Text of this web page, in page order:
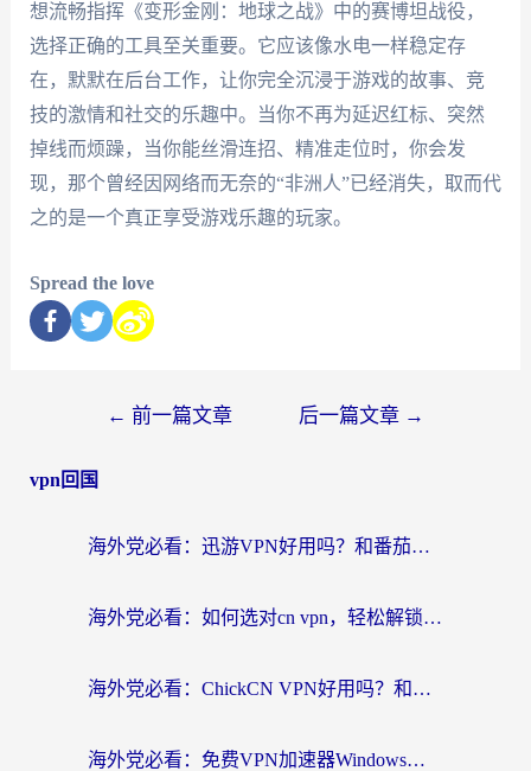
想流畅指挥《变形金刚：地球之战》中的赛博坦战役，
选择正确的工具至关重要。它应该像水电一样稳定存
在，默默在后台工作，让你完全沉浸于游戏的故事、竞
技的激情和社交的乐趣中。当你不再为延迟红标、突然
掉线而烦躁，当你能丝滑连招、精准走位时，你会发
现，那个曾经因网络而无奈的“非洲人”已经消失，取而代
之的是一个真正享受游戏乐趣的玩家。
Spread the love
← 前一篇文章 后一篇文章 →
vpn回国
海外党必看：迅游VPN好用吗？和番茄加速器VPN对比哪个回国效果更好？
海外党必看：如何选对cn vpn，轻松解锁国内影音游戏？
海外党必看：ChickCN VPN好用吗？和星河VPN对比哪个回国效果更好？附真实体验+避坑指南
海外党必看：免费VPN加速器Windows版怎么选？附真实测评与无缝访问国内资源指南